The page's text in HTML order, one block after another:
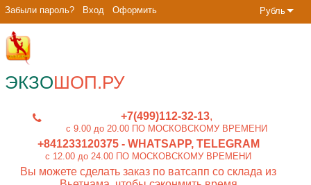
Рубль
Забыли пароль? Вход Оформить
ЭКЗОШОП.РУ
+7(499)112-32-13
c 9.00 до 20.00 ПО МОСКОВСКОМУ ВРЕМЕНИ
+841233120375- WHATSAPP, TELEGRAM
c 12.00 до 24.00 ПО МОСКОВСКОМУ ВРЕМЕНИ
Вы можете сделать заказ по ватсапп со склада из